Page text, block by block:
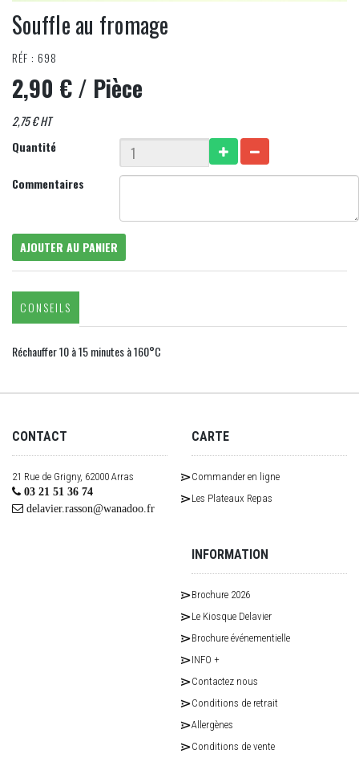
Souffle au fromage
RÉF : 698
2,90 €/ Pièce
2,75 € HT
Quantité
Commentaires
AJOUTER AU PANIER
CONSEILS
Réchauffer 10 à 15 minutes à 160°C
CONTACT
21 Rue de Grigny, 62000 Arras
03 21 51 36 74
delavier.rasson@wanadoo.fr
CARTE
Commander en ligne
Les Plateaux Repas
INFORMATION
Brochure 2026
Le Kiosque Delavier
Brochure événementielle
INFO +
Contactez nous
Conditions de retrait
Allergènes
Conditions de vente